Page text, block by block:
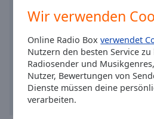
Wir verwenden
Online Radio Boxverwendet
Nutzern den besten Service
Radiosender und
Nutzer, Bewertungen von
Dienste müssen deine
verarbeiten.
Opacity